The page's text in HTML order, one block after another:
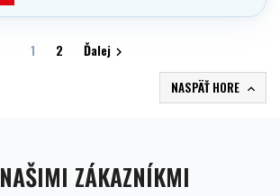
1 2 Ďalej
NASPÄŤ HORE 
ZÁKAZNÍKMI